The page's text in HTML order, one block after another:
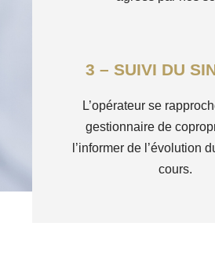
3 – SUIVI DU
L’opérateur se
gestionnaire de
l’informer de l’évolution
cours.